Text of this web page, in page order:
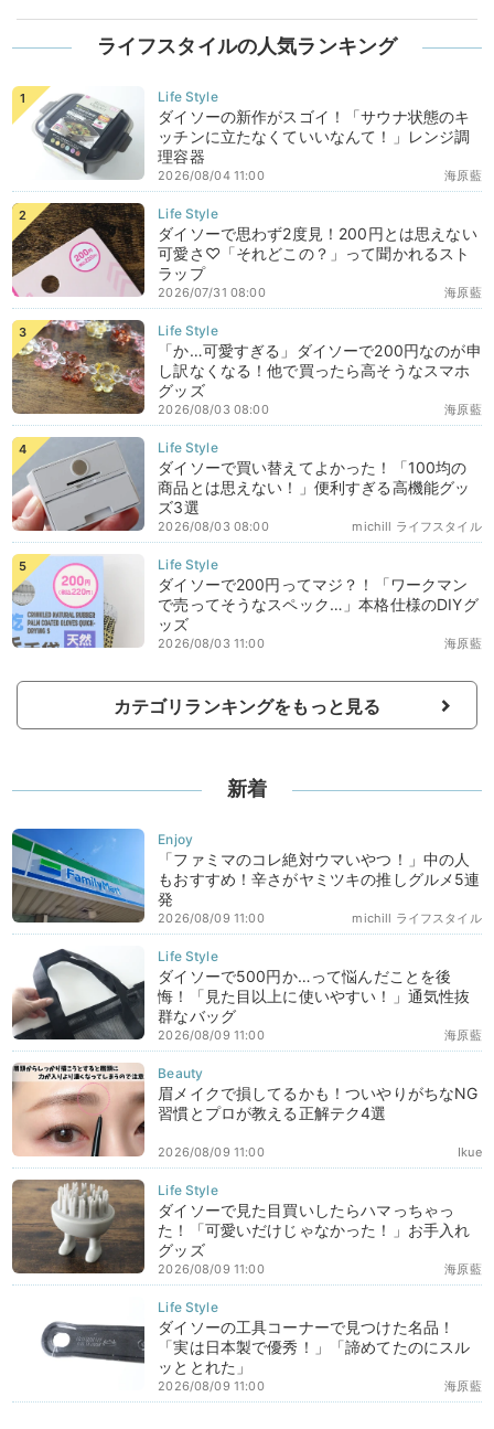
ライフスタイルの人気ランキング
ダイソーの新作がスゴイ！「サウナ状態のキ
ッチンに立たなくていいなんて！」レンジ調
理容器
海原藍
2026/08/04 11:00
ダイソーで思わず2度見！200円とは思えない
可愛さ♡「それどこの？」って聞かれるスト
ラップ
海原藍
2026/07/31 08:00
「か…可愛すぎる」ダイソーで200円なのが申
し訳なくなる！他で買ったら高そうなスマホ
グッズ
海原藍
2026/08/03 08:00
ダイソーで買い替えてよかった！「100均の
商品とは思えない！」便利すぎる高機能グッ
ズ3選
michill ライフスタイル
2026/08/03 08:00
ダイソーで200円ってマジ？！「ワークマン
で売ってそうなスペック…」本格仕様のDIYグ
ッズ
海原藍
2026/08/03 11:00
カテゴリランキングをもっと見る
新着
「ファミマのコレ絶対ウマいやつ！」中の人
もおすすめ！辛さがヤミツキの推しグルメ5連
発
michill ライフスタイル
2026/08/09 11:00
ダイソーで500円か…って悩んだことを後
悔！「見た目以上に使いやすい！」通気性抜
群なバッグ
海原藍
2026/08/09 11:00
眉メイクで損してるかも！ついやりがちなNG
習慣とプロが教える正解テク4選
Ikue
2026/08/09 11:00
ダイソーで見た目買いしたらハマっちゃっ
た！「可愛いだけじゃなかった！」お手入れ
グッズ
海原藍
2026/08/09 11:00
ダイソーの工具コーナーで見つけた名品！
「実は日本製で優秀！」「諦めてたのにスル
ッととれた」
海原藍
2026/08/09 11:00